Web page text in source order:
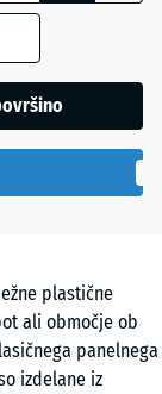
plastične
ali območje ob
panelnega
izdelane iz